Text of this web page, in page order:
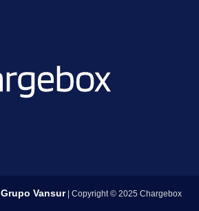
Grupo Vansur| Copyright © 2025 Chargebox